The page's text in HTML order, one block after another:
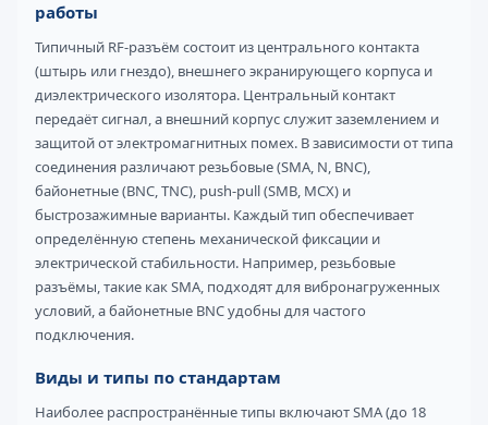
работы
Типичный RF-разъём состоит из центрального контакта
(штырь или гнездо), внешнего экранирующего корпуса и
диэлектрического изолятора. Центральный контакт
передаёт сигнал, а внешний корпус служит заземлением и
защитой от электромагнитных помех. В зависимости от типа
соединения различают резьбовые (SMA, N, BNC),
байонетные (BNC, TNC), push-pull (SMB, MCX) и
быстрозажимные варианты. Каждый тип обеспечивает
определённую степень механической фиксации и
электрической стабильности. Например, резьбовые
разъёмы, такие как SMA, подходят для вибронагруженных
условий, а байонетные BNC удобны для частого
подключения.
Виды и типы по стандартам
Наиболее распространённые типы включают SMA (до 18